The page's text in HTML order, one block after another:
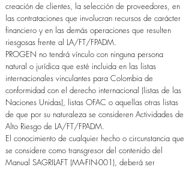
creación de clientes, la selección de proveedores, en
las contrataciones que involucran recursos de carácter
financiero y en las demás operaciones que resulten
riesgosas frente al LA/FT/FPADM.
PROGEN no tendrá vínculo con ninguna persona
natural o jurídica que esté incluida en las listas
internacionales vinculantes para Colombia de
conformidad con el derecho internacional (listas de las
Naciones Unidas), listas OFAC o aquellas otras listas
de que por su naturaleza se consideren Actividades de
Alto Riesgo de LA/FT/FPADM.
El conocimiento de cualquier hecho o circunstancia que
se considere como transgresor del contenido del
Manual SAGRILAFT (MA-FIN-001), deberá ser